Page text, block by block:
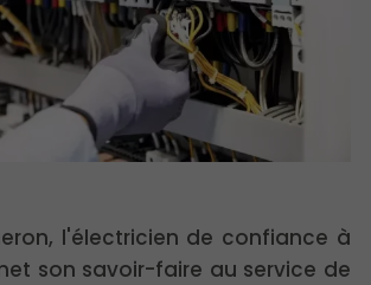
l'électricien de confiance à
son savoir-faire au service de